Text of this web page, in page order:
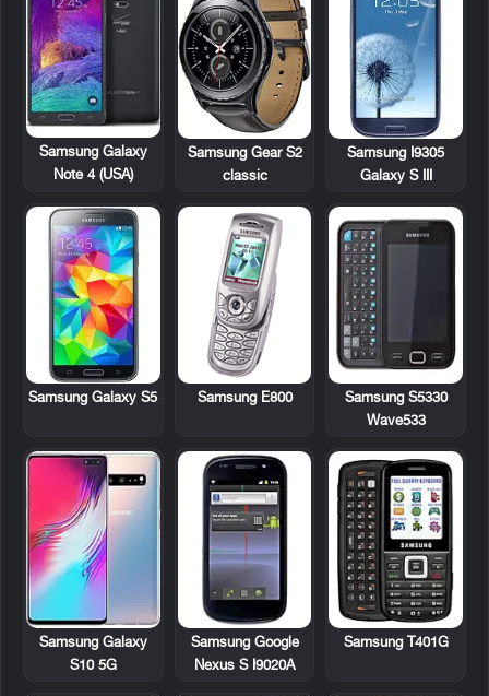
Samsung I9305
Galaxy S III
Samsung Gear S2
classic
Samsung Galaxy
Note 4 (USA)
Samsung S5330
Wave533
Samsung E800
Samsung Galaxy S5
Samsung T401G
Samsung Google
Nexus S I9020A
Samsung Galaxy
S10 5G